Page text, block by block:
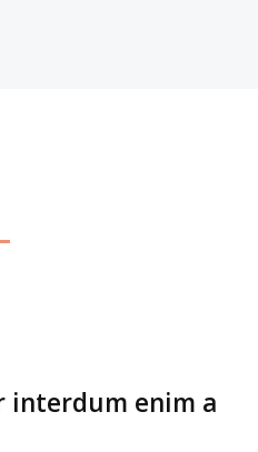
enim a